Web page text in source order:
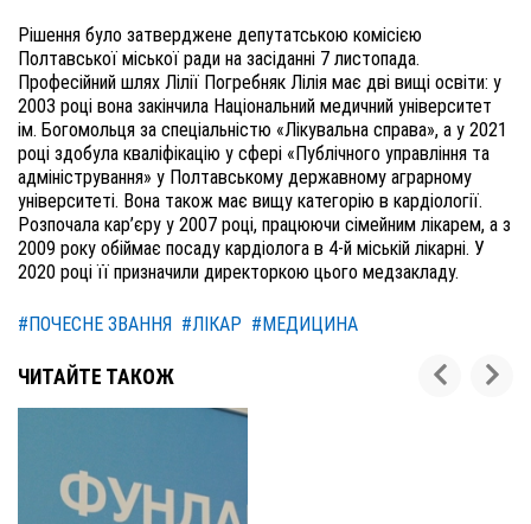
Рішення було затверджене депутатською комісією
Полтавської міської ради на засіданні 7 листопада.
Професійний шлях Лілії Погребняк Лілія має дві вищі освіти: у
2003 році вона закінчила Національний медичний університет
ім. Богомольця за спеціальністю «Лікувальна справа», а у 2021
році здобула кваліфікацію у сфері «Публічного управління та
адміністрування» у Полтавському державному аграрному
університеті. Вона також має вищу категорію в кардіології.
Розпочала кар’єру у 2007 році, працюючи сімейним лікарем, а з
2009 року обіймає посаду кардіолога в 4-й міській лікарні. У
2020 році її призначили директоркою цього медзакладу.
#ПОЧЕСНЕ ЗВАННЯ #ЛІКАР #МЕДИЦИНА
ЧИТАЙТЕ ТАКОЖ